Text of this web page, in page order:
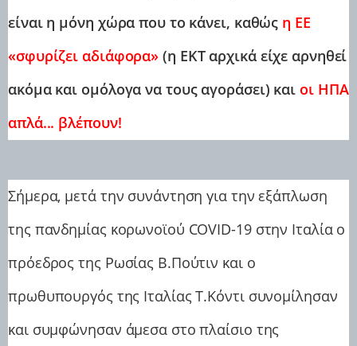
είναι η μόνη χώρα που το κάνει, καθώς η ΕΕ
«σφυρίζει αδιάφορα» (η ΕΚΤ αρχικά είχε αρνηθεί
ακόμα και ομόλογα να τους αγοράσει) και οι ΗΠΑ
απλά... βλέπουν!
Σήμερα, μετά την συνάντηση για την εξάπλωση
της πανδημίας κορωνοϊού COVID-19 στην Ιταλία ο
πρόεδρος της Ρωσίας Β.Πούτιν και ο
πρωθυπουργός της Ιταλίας Τ.Κόντι συνομίλησαν
και συμφώνησαν άμεσα στο πλαίσιο της